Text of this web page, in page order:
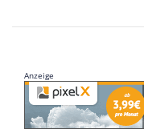
Anzeige